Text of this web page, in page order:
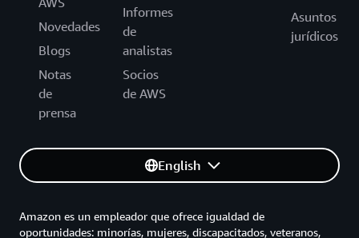
Novedades
Blogs
Notas
de
prensa
Informes
de
analistas
Socios
de AWS
Asuntos
jurídicos
English
Amazon es un empleador que ofrece igualdad de
oportunidades: minorías, mujeres, discapacitados, veteranos,